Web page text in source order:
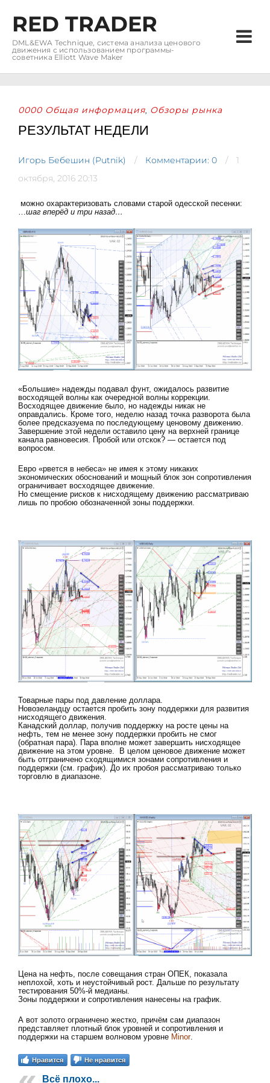
RED TRADER
DML&EWA Technique, система анализа ценового
движения с использованием программы-
советника Elliott Wave Maker
0000 Общая информация, Обзоры рынка
РЕЗУЛЬТАТ НЕДЕЛИ
Игорь Бебешин (Putnik) Комментарии: 0
1
октября, 2016 20:13
можно охарактеризовать словами старой одесской песенки:
…шаг вперёд и три назад…
«Большие» надежды подавал фунт, ожидалось развитие
восходящей волны как очередной волны коррекции.
Восходящее движение было, но надежды никак не
оправдались. Кроме того, неделю назад точка разворота была
более предсказуема по последующему ценовому движению.
Завершение этой недели оставило цену на верхней границе
канала равновесия. Пробой или отскок? — остается под
вопросом.
Евро «рвется в небеса» не имея к этому никаких
экономических обоснований и мощный блок зон сопротивления
ограничивает восходящее движение.
Но смещение рисков к нисходящему движению рассматриваю
лишь по пробою обозначенной зоны поддержки.
Товарные пары под давление доллара.
Новозеландцу остается пробить зону поддержки для развития
нисходящего движения.
Канадский доллар, получив поддержку на росте цены на
нефть, тем не менее зону поддержки пробить не смог
(обратная пара). Пара вполне может завершить нисходящее
движение на этом уровне. В целом ценовое движение может
быть отграничено сходящимися зонами сопротивления и
поддержки (см. график). До их пробоя рассматриваю только
торговлю в диапазоне.
Цена на нефть, после совещания стран ОПЕК, показала
неплохой, хоть и неустойчивый рост. Дальше по результату
тестирования 50%-й медианы.
Зоны поддержки и сопротивления нанесены на график.
А вот золото ограничено жестко, причём сам диапазон
представляет плотный блок уровней и сопротивления и
поддержки на старшем волновом уровне Minor.
Нравится Не нравится
Всё плохо...